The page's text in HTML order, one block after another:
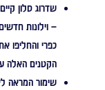
שדרוג סלון
– וילונות
כפרי והחליפו
הקטנים האלה
שימור המראה